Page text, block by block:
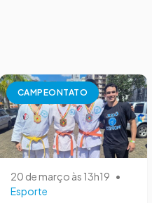
CAMPEONTATO
20 de março às 13h19 •
Esporte